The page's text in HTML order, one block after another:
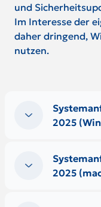
und
Im Interesse der
daher dringend,
nutzen.
2025
2025